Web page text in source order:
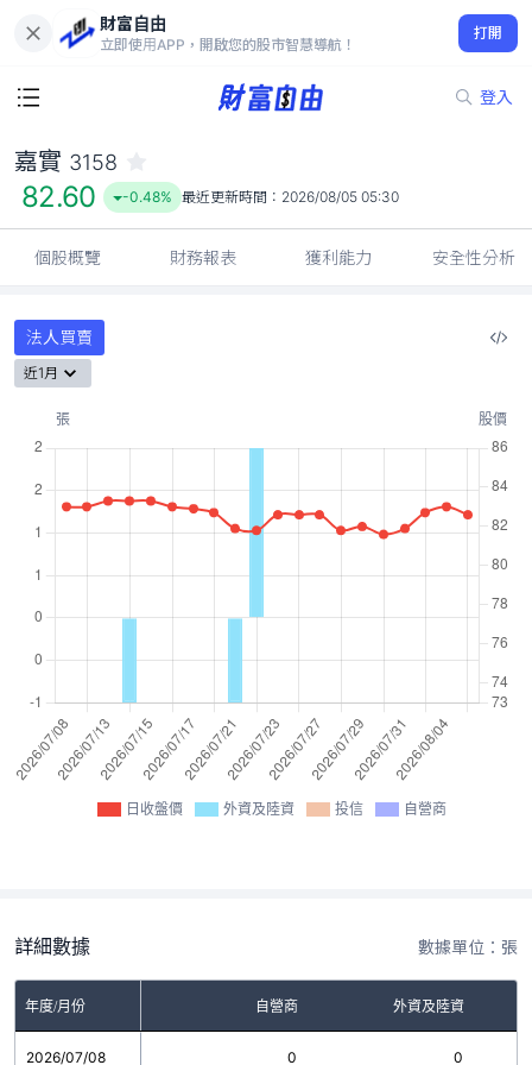
財富自由
立即使用APP，開啟您的股市智慧導航！
打開
登入
82.60
-0.48%
嘉實 3158
82.60 -0.48% 最近更新時間： 2026/08/05 05:30
個股概覽 財務報表 獲利能力 安全性分析
法人買賣
近1月
日收盤價 外資及陸資 投信 自營商
詳細數據 數據單位：張
年度/月份 自營商 外資及陸資
2026/07/08 0 0